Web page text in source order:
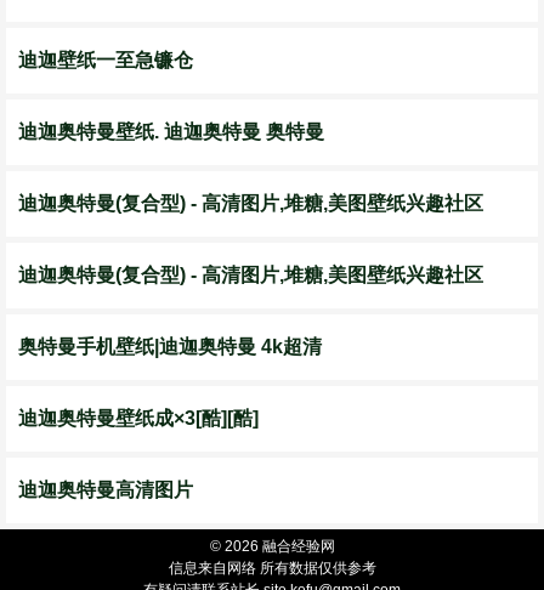
迪迦壁纸一至急镰仓
迪迦奥特曼壁纸. 迪迦奥特曼 奥特曼
迪迦奥特曼(复合型) - 高清图片,堆糖,美图壁纸兴趣社区
迪迦奥特曼(复合型) - 高清图片,堆糖,美图壁纸兴趣社区
奥特曼手机壁纸|迪迦奥特曼 4k超清
迪迦奥特曼壁纸成×3[酷][酷]
迪迦奥特曼高清图片
© 2026 融合经验网
信息来自网络 所有数据仅供参考